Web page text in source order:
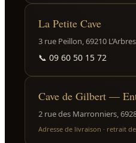
La Petite Cave
3 rue Peillon, 69210
📞 09 60 50 15 72
Cave de Gilbert —
2 rue des Marronniers,
Adresse de livraison · retrait